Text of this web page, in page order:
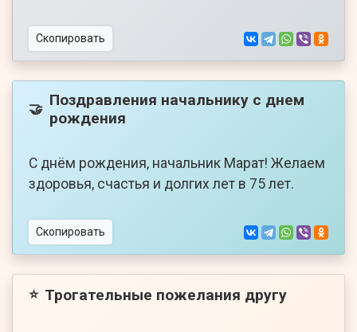
Скопировать
🤝 Поздравления начальнику с днем
рождения
С днём рождения, начальник Марат! Желаем
здоровья, счастья и долгих лет в 75 лет.
Скопировать
⭐ Трогательные пожелания другу